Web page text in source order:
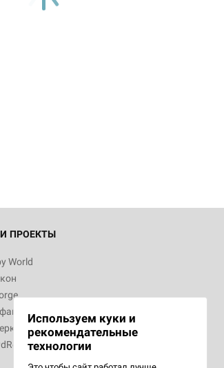
ПРОЕКТЫ
World
Используем куки и
рекомендательные
технологии